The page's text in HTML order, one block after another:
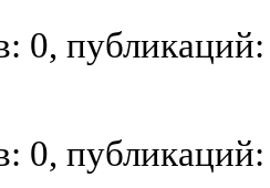
0,
0,